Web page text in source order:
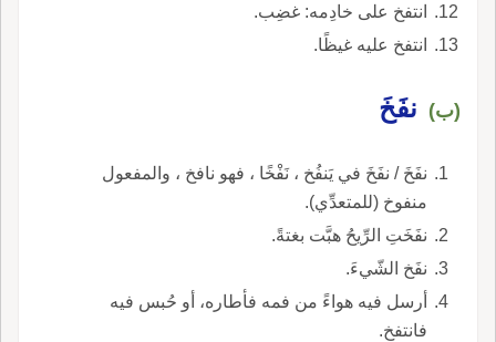
انتفخ على خادِمه: غضِب.
انتفخ عليه غيظًا.
(ب) نفَخَ
نفَخَ / نفَخَ في يَنفُخ ، نَفْخًا ، فهو نافخ ، والمفعول
منفوخ (للمتعدِّي).
نفَخَتِ الرِّيحُ هبَّت بغتةً.
نفَخ الشّيءَ.
أرسل فيه هواءً من فمه فأطاره، أو حُبس فيه
فانتفخ.